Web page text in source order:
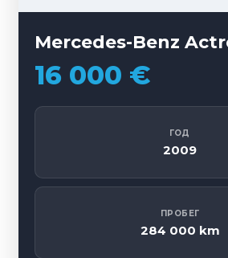
Mercedes-Benz
16 000 €
ГОД
2009
ПРОБЕГ
284 000 km